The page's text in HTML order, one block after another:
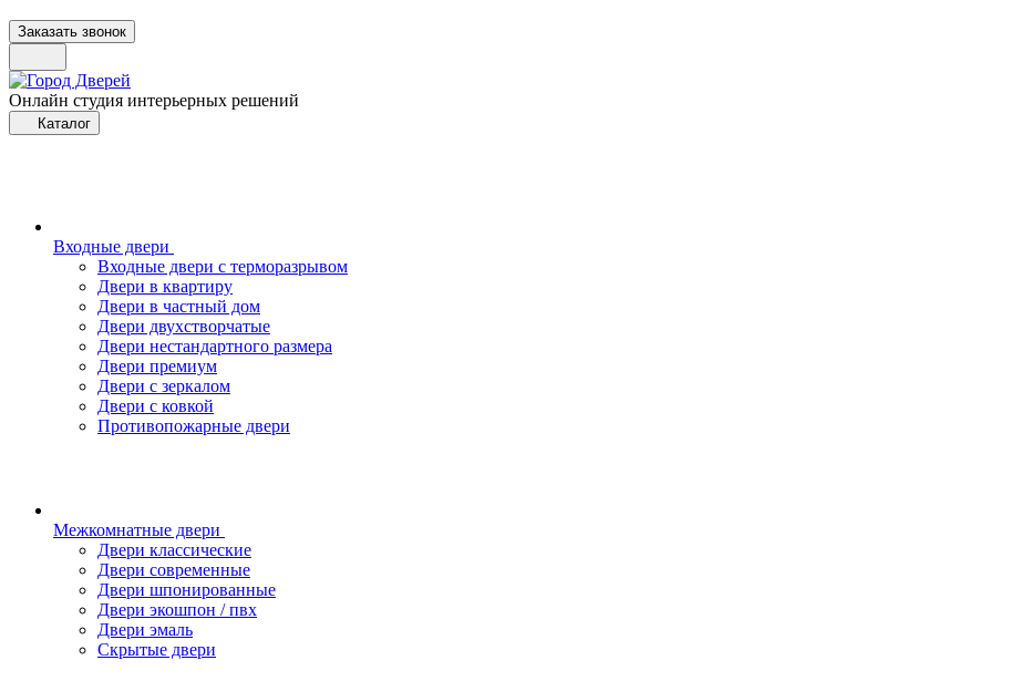
Заказать звонок
Онлайн студия интерьерных решений
Каталог
Входные двери
Входные двери с терморазрывом
Двери в квартиру
Двери в частный дом
Двери двухстворчатые
Двери нестандартного размера
Двери премиум
Двери с зеркалом
Двери с ковкой
Противопожарные двери
Межкомнатные двери
Двери классические
Двери современные
Двери шпонированные
Двери экошпон / пвх
Двери эмаль
Скрытые двери